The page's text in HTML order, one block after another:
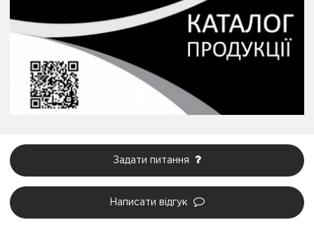
Задати питання
Написати відгук